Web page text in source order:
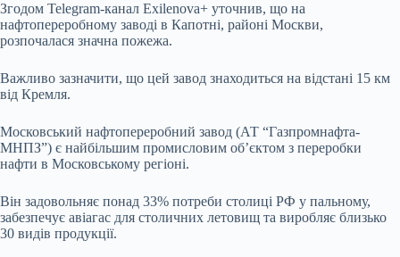
Згодом Telegram-канал Exilenova+ уточнив, що на
нафтопереробному заводі в Капотні, районі Москви,
розпочалася значна пожежа.
Важливо зазначити, що цей завод знаходиться на відстані 15 км
від Кремля.
Московський нафтопереробний завод (АТ “Газпромнафта-
МНПЗ”) є найбільшим промисловим об’єктом з переробки
нафти в Московському регіоні.
Він задовольняє понад 33% потреби столиці РФ у пальному,
забезпечує авіагас для столичних летовищ та виробляє близько
30 видів продукції.